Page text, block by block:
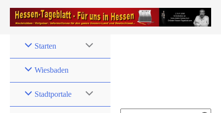
Zum
Inhalt
Starten
Wiesbaden
Stadtportale